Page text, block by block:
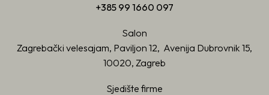
+385 99 1660 097
Salon
Zagrebački velesajam, Paviljon 12, Avenija Dubrovnik 15,
10020, Zagreb
Sjedište firme